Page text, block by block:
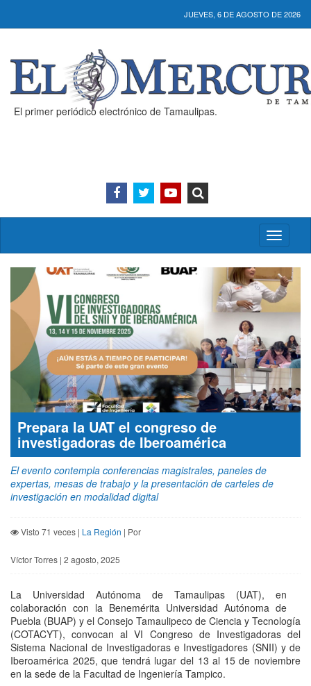
JUEVES, 6 DE AGOSTO DE 2026
El primer periódico electrónico de Tamaulipas.
Activar/
menú
Prepara la UAT el congreso de
investigadoras de Iberoamérica
El evento contempla conferencias magistrales, paneles de
expertas, mesas de trabajo y la presentación de carteles de
investigación en modalidad digital
Visto 71 veces | La Región | Por
Víctor Torres | 2 agosto, 2025
La Universidad Autónoma de Tamaulipas (UAT), en
colaboración con la Benemérita Universidad Autónoma de
Puebla (BUAP) y el Consejo Tamaulipeco de Ciencia y Tecnología
(COTACYT), convocan al VI Congreso de Investigadoras del
Sistema Nacional de Investigadoras e Investigadores (SNII) y de
Iberoamérica 2025, que tendrá lugar del 13 al 15 de noviembre
en la sede de la Facultad de Ingeniería Tampico.